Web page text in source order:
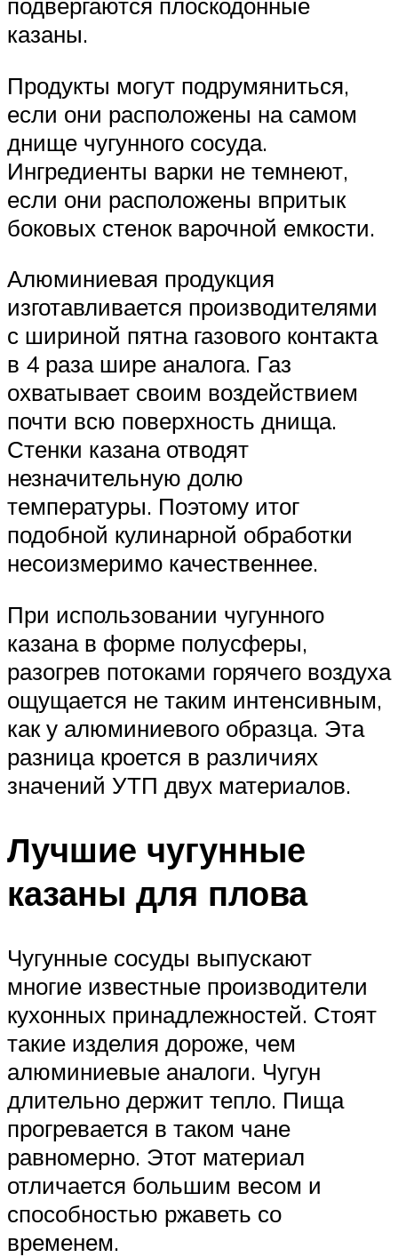
казаны.
Продукты могут подрумяниться,
если они расположены на самом
днище чугунного сосуда.
Ингредиенты варки не темнеют,
если они расположены впритык
боковых стенок варочной емкости.
Алюминиевая продукция
изготавливается производителями
с шириной пятна газового контакта
в 4 раза шире аналога. Газ
охватывает своим воздействием
почти всю поверхность днища.
Стенки казана отводят
незначительную долю
температуры. Поэтому итог
подобной кулинарной обработки
несоизмеримо качественнее.
При использовании чугунного
казана в форме полусферы,
разогрев потоками горячего воздуха
ощущается не таким интенсивным,
как у алюминиевого образца. Эта
разница кроется в различиях
значений УТП двух материалов.
Лучшие чугунные
казаны для плова
Чугунные сосуды выпускают
многие известные производители
кухонных принадлежностей. Стоят
такие изделия дороже, чем
алюминиевые аналоги. Чугун
длительно держит тепло. Пища
прогревается в таком чане
равномерно. Этот материал
отличается большим весом и
способностью ржаветь со
временем.